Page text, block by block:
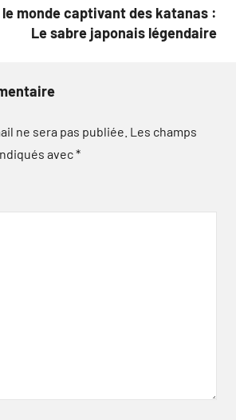
le monde captivant des katanas :
Le sabre japonais légendaire
ne sera pas publiée. Les champs
avec*